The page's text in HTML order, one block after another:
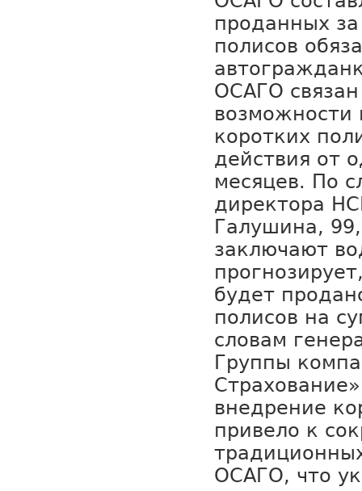
проданных
полисов
ОСАГО
возможности
коротких
действия от
месяцев. По
директора
Галушина,
заключают
будет
полисов на
словам
Группы
внедрение
привело к
ОСАГО, что